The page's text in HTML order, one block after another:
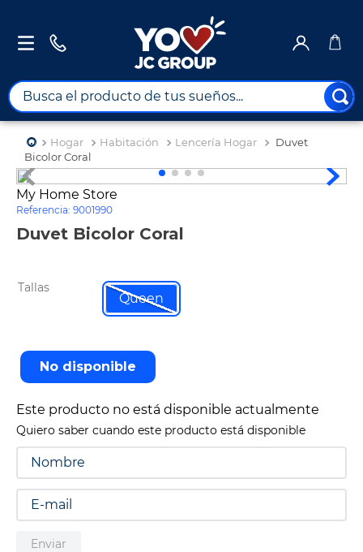
Busca el producto de tus sueños...
Hogar Habitación Lencería Hogar
Duvet
Bicolor Coral
My Home Store
Referencia: 9001990
Duvet Bicolor Coral
Tallas
Queen
No disponible
Este producto no está disponible actualmente
Quiero saber cuando este producto está disponible
Enviar
TÉRMINOS MÁS BUSCADOS
2.
maximuebles
3
4.
nevera
turismo
8.
cine
9.
tv
10. alexa echo dot 5